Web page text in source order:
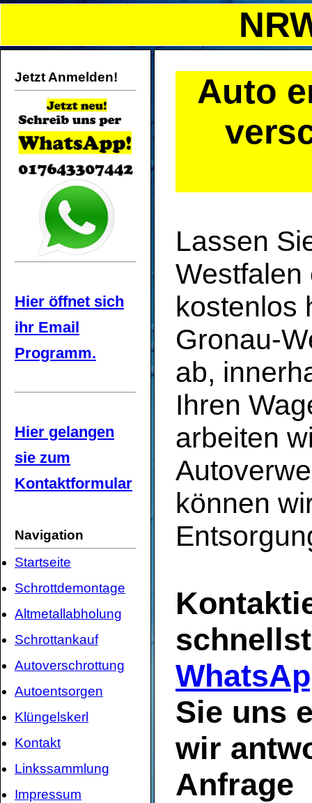
Jetzt Anmelden!
Hier öffnet sich
ihr Email
Programm.
Hier gelangen
sie zum
Kontaktformular
Navigation
Startseite
Schrottdemontage
Altmetallabholung
Schrottankauf
Autoverschrottung
Autoentsorgen
Klüngelskerl
Kontakt
Linkssammlung
Impressum
Auto
Lassen
Westfalen
kostenlos
Gronau-
ab,
Ihren
arbeiten
können
Sie uns
wir
Anfrage